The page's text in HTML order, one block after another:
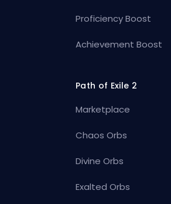
Proficiency Boost
Achievement Boost
Path of Exile 2
Marketplace
Chaos Orbs
Divine Orbs
Exalted Orbs